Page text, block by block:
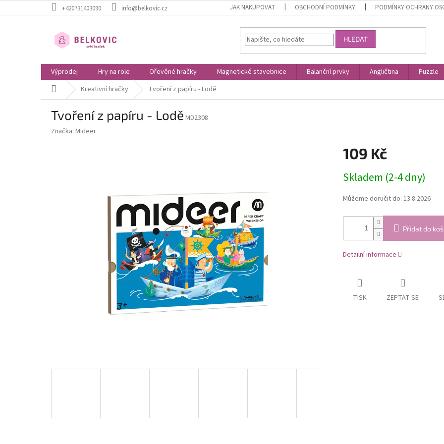
na
+420731403090 info@belkovic.cz JAK NAKUPOVAT OBCHODNÍ PODMÍNKY PODMÍNKY OCHRANY
HLEDAT
Výprodej Hry na role Dřevěné hračky Magnetické stavebnice Balanční prvky Angličtina Puzzle
Domů Kreativní hračky Tvoření z papíru - Lodě
Tvoření z papíru - Lodě MD2308
Značka: Mideer
109 Kč
cena:
Skladem (2-4 dny)
Můžeme doručit do: 13.8.2026
Přidat do
Detailní informace
TISK ZEPTAT SE